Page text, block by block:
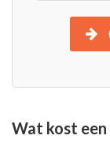
Wat kost